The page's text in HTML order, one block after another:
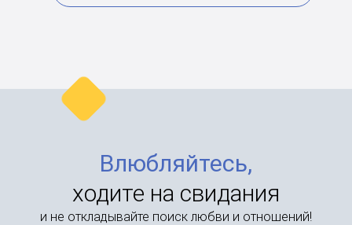
Влюбляйтесь,
ходите на свидания
и не откладывайте поиск любви и отношений!